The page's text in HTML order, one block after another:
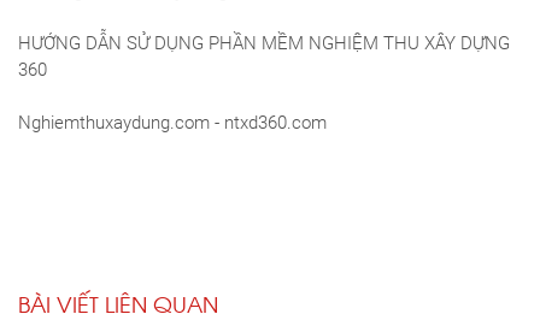
HƯỚNG DẪN SỬ DỤNG PHẦN MỀM NGHIỆM THU XÂY DỰNG
360
Nghiemthuxaydung.com - ntxd360.com
BÀI VIẾT LIÊN QUAN